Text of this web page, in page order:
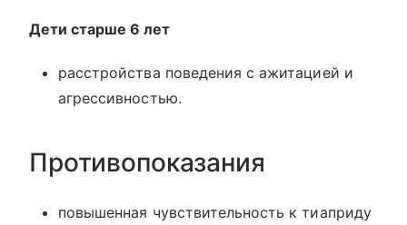
Дети старше 6 лет
расстройства поведения с ажитацией и
агрессивностью.
Противопоказания
повышенная чувствительность к тиаприду